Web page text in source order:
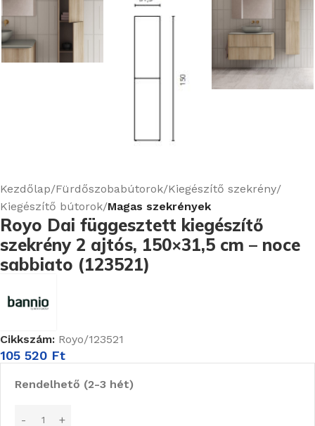
Kezdőlap Fürdőszobabútorok Kiegészítő szekrény
Kiegészítő bútorok Magas szekrények
Royo Dai függesztett kiegészítő
szekrény 2 ajtós, 150×31,5 cm – noce
sabbiato (123521)
Cikkszám: Royo/123521
105 520 Ft
Rendelhető (2-3 hét)